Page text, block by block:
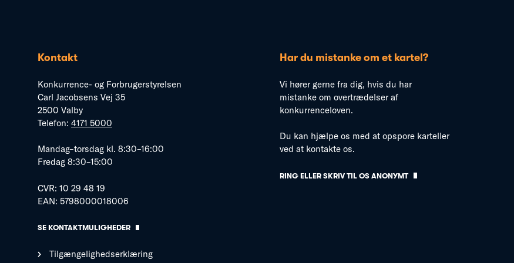
Kontakt
Konkurrence- og Forbrugerstyrelsen
Carl Jacobsens Vej 35
2500 Valby
Telefon: 4171 5000
Mandag–torsdag kl. 8:30–16:00
Fredag 8:30–15:00
CVR: 10 29 48 19
EAN: 5798000018006
SE KONTAKTMULIGHEDER
Tilgængelighedserklæring
Har du mistanke om et kartel?
Vi hører gerne fra dig, hvis du har
mistanke om overtrædelser af
konkurrenceloven.
Du kan hjælpe os med at opspore karteller
ved at kontakte os.
RING ELLER SKRIV TIL OS ANONYMT